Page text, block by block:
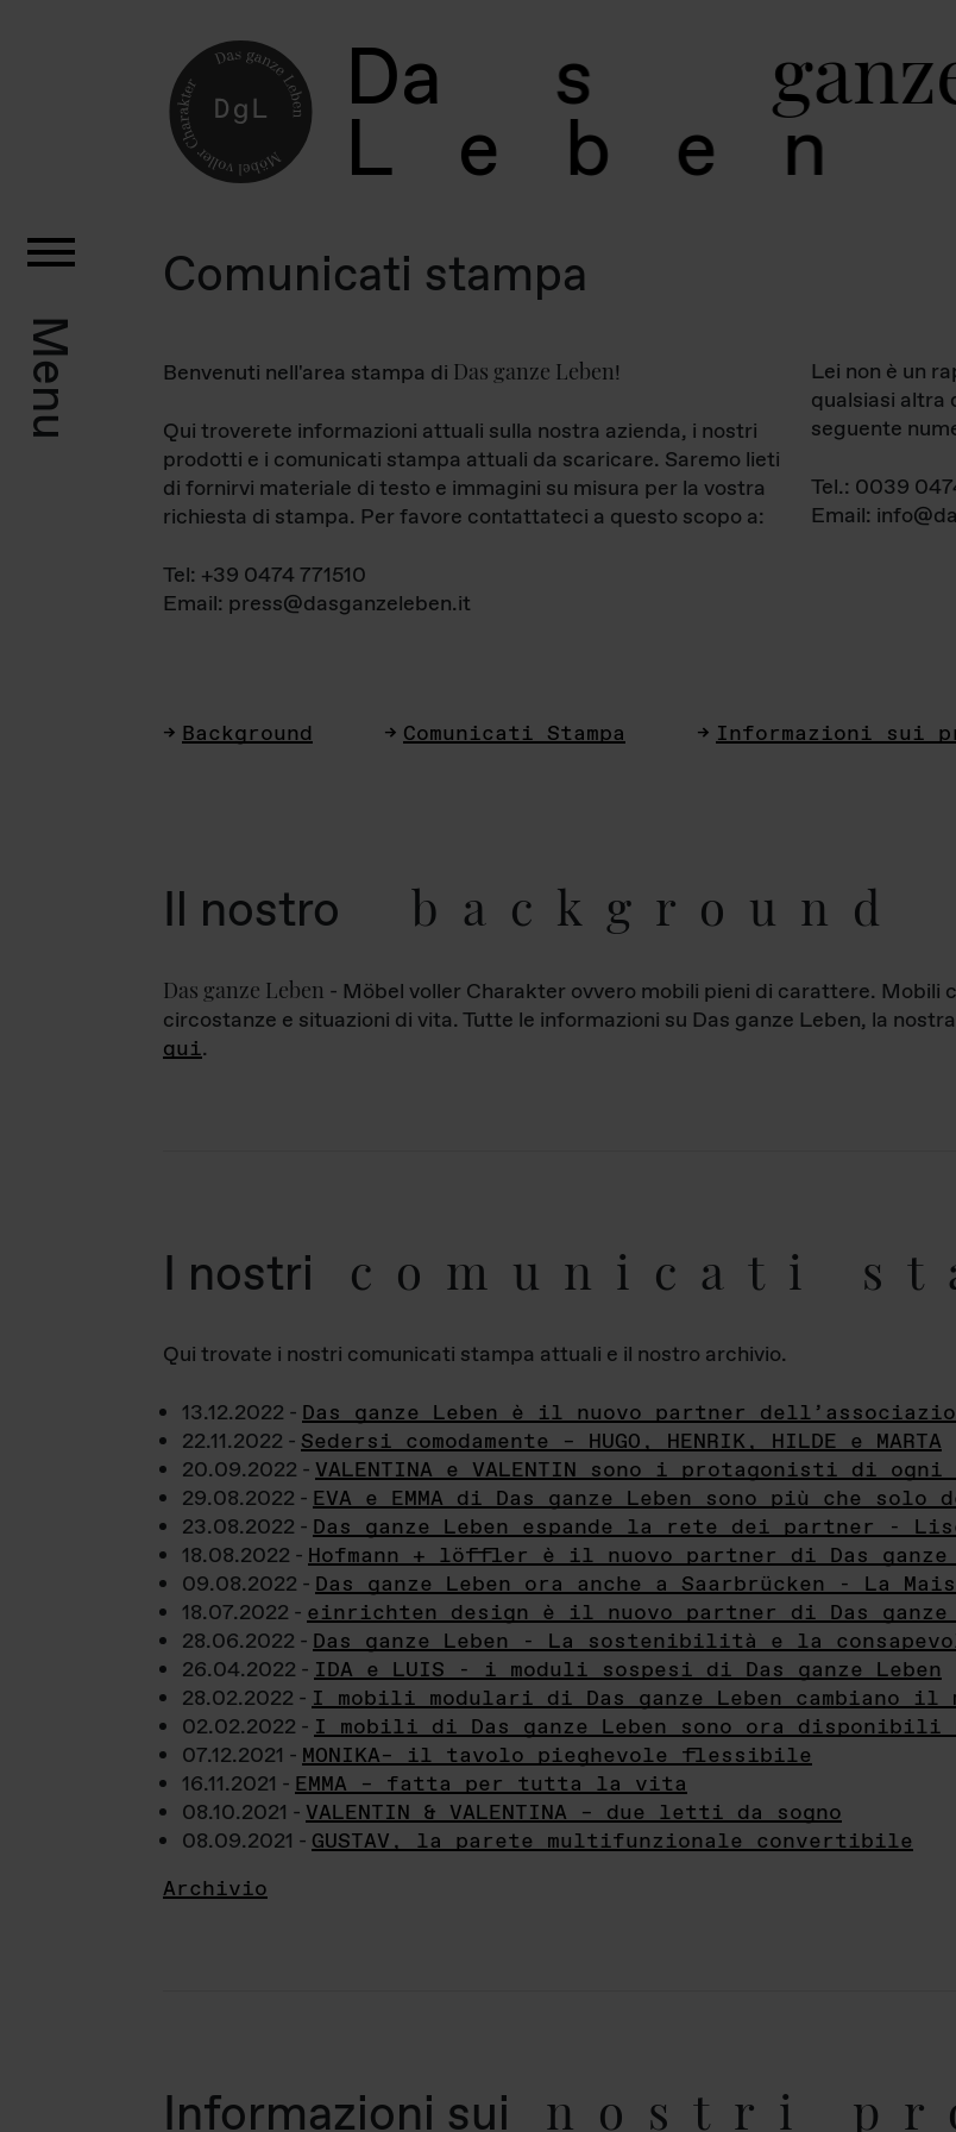
Da s gan
L e b e
Menu
Comunicati stampa
Benvenuti nell'area stampa di Das ganze Leben!
Qui troverete informazioni attuali sulla nostra azienda, i nostri
prodotti e i comunicati stampa attuali da scaricare. Saremo lieti
di fornirvi materiale di testo e immagini su misura per la vostra
richiesta di stampa. Per favore contattateci a questo scopo a:
Tel: +39 0474 771510
Email: press@dasganzeleben.it
Lei non è un
qualsiasi altra
seguente
Tel.: 0039
Email:
Background Comunicati Stampa Informazioni sui
Il nostro background
Das ganze Leben - Möbel voller Charakter ovvero mobili pieni di carattere.
circostanze e situazioni di vita. Tutte le informazioni su Das ganze Leben, la
qui.
I nostri comunicati
Qui trovate i nostri comunicati stampa attuali e il nostro archivio.
13.12.2022 - Das ganze Leben è il nuovo partner
22.11.2022 - Sedersi comodamente – HUGO, HENRIK, HILDE e MARTA
20.09.2022 - VALENTINA e VALENTIN sono i protagonisti di
29.08.2022 - EVA e EMMA di Das ganze Leben sono più che
23.08.2022 - Das ganze Leben espande la rete dei partner -
18.08.2022 - Hofmann + löffler è il nuovo partner di Das ganze
09.08.2022 - Das ganze Leben ora anche a Saarbrücken - La
18.07.2022 - einrichten design è il nuovo partner di Das ganze
28.06.2022 - Das ganze Leben - La sostenibilità e la
26.04.2022 - IDA e LUIS - i moduli sospesi di Das ganze Leben
28.02.2022 - I mobili modulari di Das ganze Leben cambiano il
02.02.2022 - I mobili di Das ganze Leben sono ora disponibili
07.12.2021 - MONIKA– il tavolo pieghevole flessibile
16.11.2021 - EMMA – fatta per tutta la vita
08.10.2021 - VALENTIN & VALENTINA – due letti da sogno
08.09.2021 - GUSTAV, la parete multifunzionale convertibile
Archivio
Informazioni sui nostri